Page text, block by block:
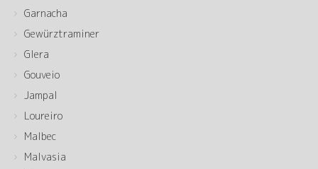
Garnacha
Gewürztraminer
Glera
Gouveio
Jampal
Loureiro
Malbec
Malvasia